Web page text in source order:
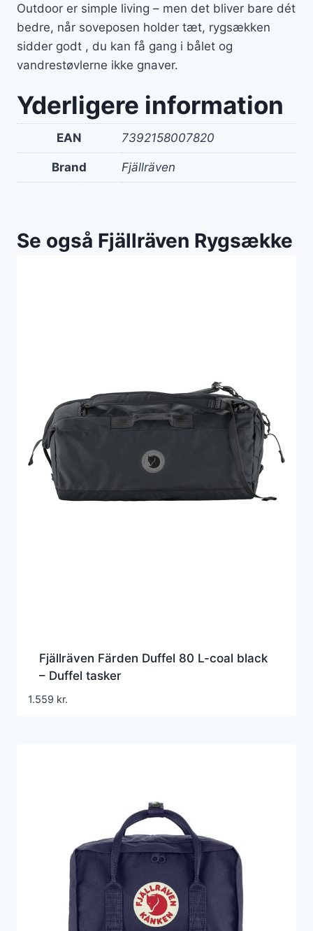
Outdoor er simple living – men det bliver bare dét
bedre, når soveposen holder tæt, rygsækken
sidder godt , du kan få gang i bålet og
vandrestøvlerne ikke gnaver.
Yderligere information
EAN 7392158007820
Brand Fjällräven
Se også Fjällräven Rygsække
Fjällräven Färden Duffel 80 L-coal black
– Duffel tasker
1.559 kr.